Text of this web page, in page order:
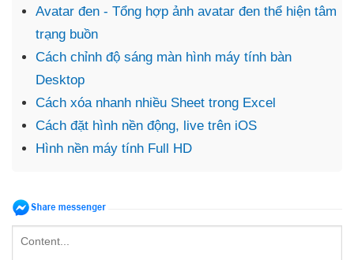
Avatar đen - Tổng hợp ảnh avatar đen thể hiện tâm
trạng buồn
Cách chỉnh độ sáng màn hình máy tính bàn
Desktop
Cách xóa nhanh nhiều Sheet trong Excel
Cách đặt hình nền động, live trên iOS
Hình nền máy tính Full HD